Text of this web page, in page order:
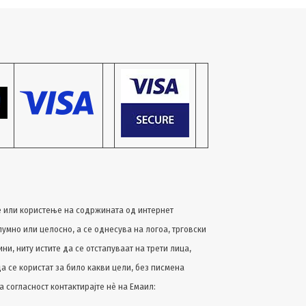
користење на содржината од интернет
или целосно, a се однесува на логоа, трговски
ниту истите да се отстапуваат на трети лица,
се користат за било какви цели, без писмена
согласност контактирајте нѐ на Емаил: